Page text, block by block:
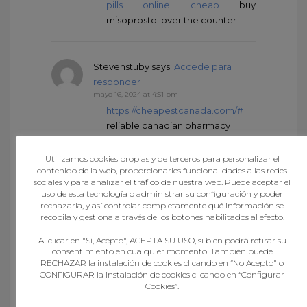
pills online cheap buy
misoprostol over the counter
Stevenstuby says :Accede para
responder
mayo 16, 2024 at 4:51 pm
https://cheapestcanada.com/#
reliable canadian pharmacy
CharlesFuPsays :Accede para
responder
mayo 16, 2024 at 8:15 pm
indian pharmacy paypalonline
pharmacy india
JimmieSeawlsays : Accede para
Utilizamos cookies propias y de terceros para personalizar el
contenido de la web, proporcionarles funcionalidades a las redes
sociales y para analizar el tráfico de nuestra web. Puede aceptar el
uso de esta tecnología o administrar su configuración y poder
rechazarla, y así controlar completamente qué información se
recopila y gestiona a través de los botones habilitados al efecto.
Al clicar en "Sí, Acepto", ACEPTA SU USO, si bien podrá retirar su
consentimiento en cualquier momento. También puede
RECHAZAR la instalación de cookies clicando en “No Acepto" o
CONFIGURAR la instalación de cookies clicando en “Configurar
Cookies”.